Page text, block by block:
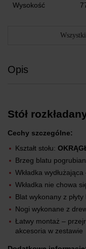
Wysokość
Opis
Stół
Cechy szczególne:
Kształt stołu:
Brzeg blatu
Wkładka
Wkładka nie chowa
Blat wykonany z
Nogi wykonane z
Łatwy montaż –
akcesoria w zestawie